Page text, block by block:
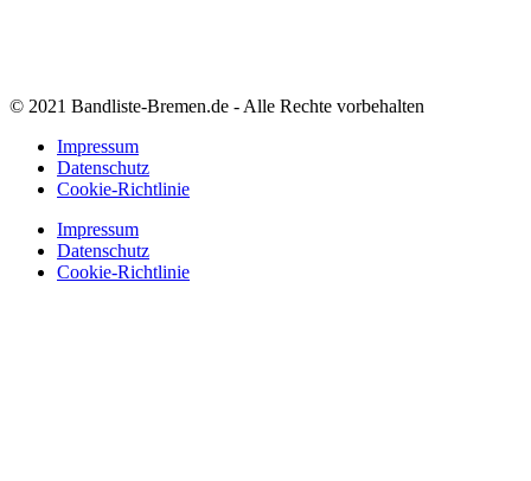
© 2021 Bandliste-Bremen.de - Alle Rechte vorbehalten
Impressum
Datenschutz
Cookie-Richtlinie
Impressum
Datenschutz
Cookie-Richtlinie